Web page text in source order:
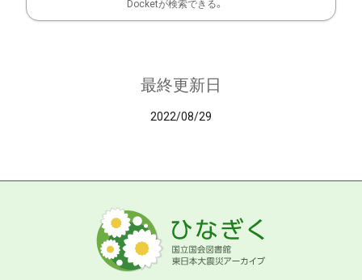
Docketが検索できる。
最終更新日
2022/08/29